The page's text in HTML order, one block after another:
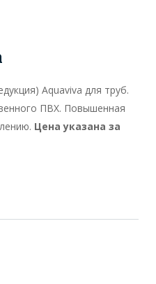
Aquaviva для труб.
ПВХ. Повышенная
Цена указана за